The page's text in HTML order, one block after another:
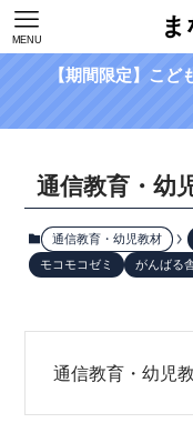
MENU
【期間限定】こど
通信教育・幼
通信教育・幼児教材
モコモコゼミ
がんばる
通信教育・幼児